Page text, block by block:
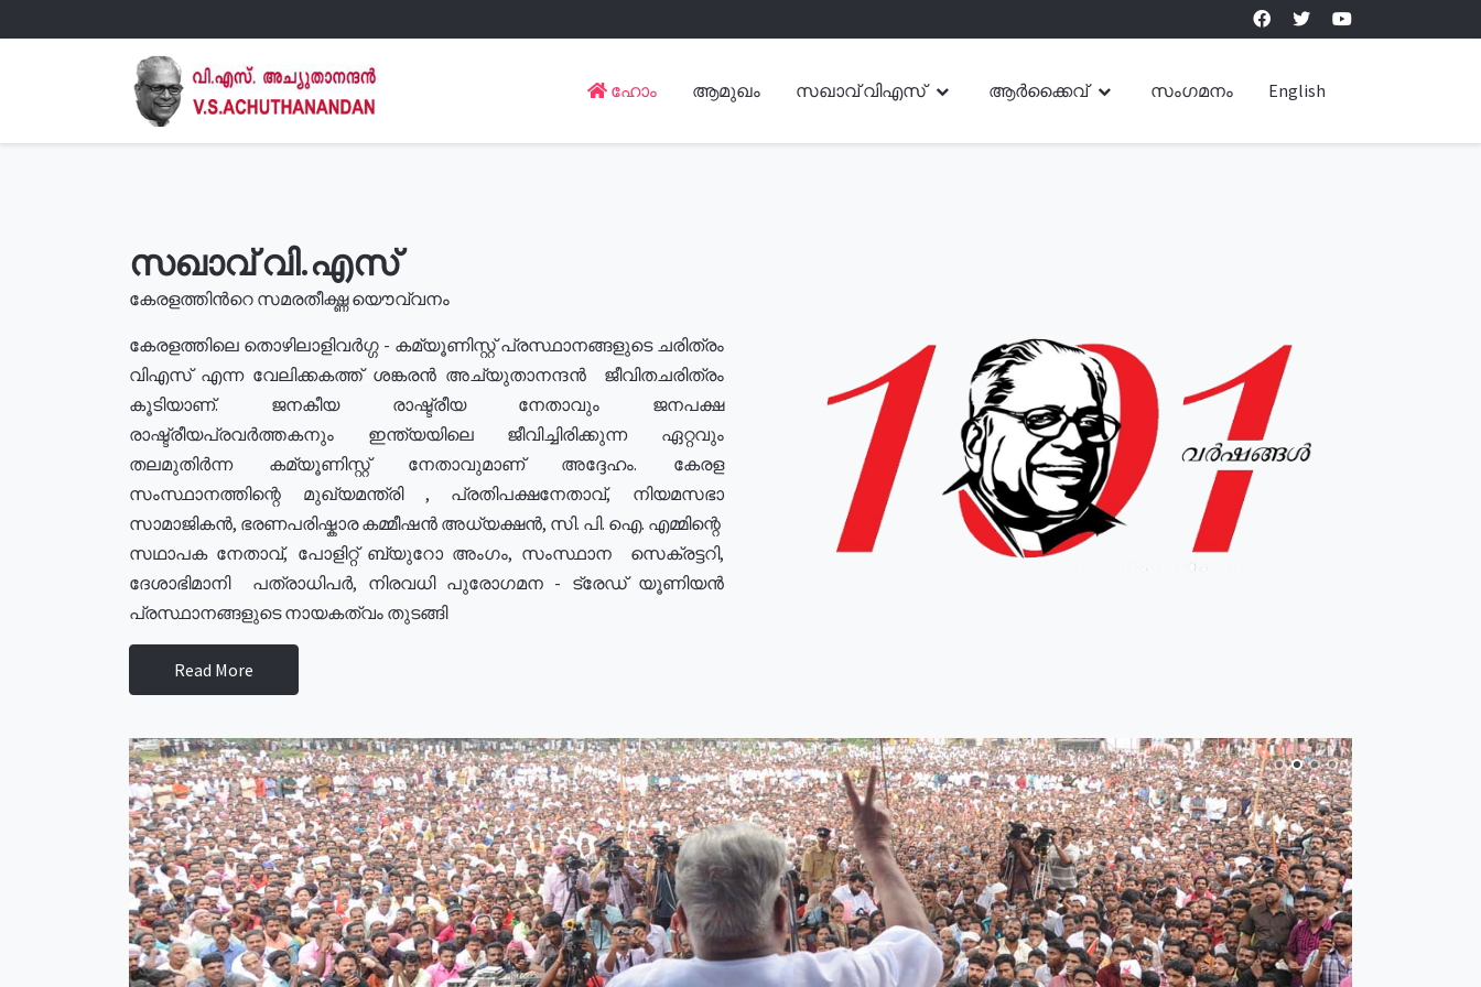
ഹോം ആമുഖം സഖാവ് വിഎസ് ആർക്കൈവ് സംഗമനം English
സഖാവ് വി.എസ്
കേരളത്തിൻറെ സമരതീക്ഷ്ണ യൌവ്വനം
കേരളത്തിലെ തൊഴിലാളിവർഗ്ഗ - കമ്യൂണിസ്റ്റ് പ്രസ്ഥാനങ്ങളുടെ ചരിത്രം
വിഎസ് എന്ന വേലിക്കകത്ത് ശങ്കരൻ അച്യുതാനന്ദൻ ജീവിതചരിത്രം
കൂടിയാണ്. ജനകീയ രാഷ്ട്രീയ നേതാവും ജനപക്ഷ
രാഷ്ട്രീയപ്രവർത്തകനും ഇന്ത്യയിലെ ജീവിച്ചിരിക്കുന്ന ഏറ്റവും
തലമുതിർന്ന കമ്യൂണിസ്റ്റ് നേതാവുമാണ് അദ്ദേഹം. കേരള
സംസ്ഥാനത്തിന്റെ മുഖ്യമന്ത്രി , പ്രതിപക്ഷനേതാവ്, നിയമസഭാ
സാമാജികൻ, ഭരണപരിഷ്കാര കമ്മീഷൻ അധ്യക്ഷൻ, സി. പി. ഐ. എമ്മിന്റെ
സഥാപക നേതാവ്, പോളിറ്റ് ബ്യുറോ അംഗം, സംസ്ഥാന സെക്രട്ടറി,
ദേശാഭിമാനി പത്രാധിപർ, നിരവധി പുരോഗമന - ട്രേഡ് യൂണിയൻ
പ്രസ്ഥാനങ്ങളുടെ നായകത്വം തുടങ്ങി
Read More